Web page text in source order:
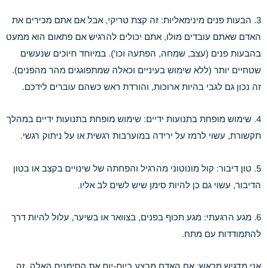
3. הבעות פנים מינימאליות: זה קצת טריקי, אבל אם אתם מכירים את
האדם שאתם עובדים מולו, אתם יכולים להרגיש אם פתאום הוא ממעט
בהבעות פנים (עצב, שמחה, הפתעה וכו'). במיוחד חיוכים שנעשים
שטחיים יותר (ללא שימוש בעיניים וכאלה שמתפוגגים מהר מהפנים).
זה נכון גם לגבי בהיות ארוכות, והורדת ראש כשהם עוברים לידכם.
4. שימוש מופחת בתנועות ידיים: שימוש מופחת בתנועות ידיים במהלך
תקשורת, עשוי לרמז על ירידה במוערבות רגשית או על ניתוק רגשי.
5. טון דיבור: קול מונוטוני מהרגיל והפחתה של שינויים בקצב או בטון
הדיבור, עשוי גם כן להיות סימן שיש לשים לב אליו.
6. מגע הרגעתי: מגע תכוף בפנים, בצוואר או בשיער, עלול להיות דרך
להתמודדות עם מתח.
אני מדגיש מראש: אם האדם מבצע ביום-יום את הסימנים האלה, זה